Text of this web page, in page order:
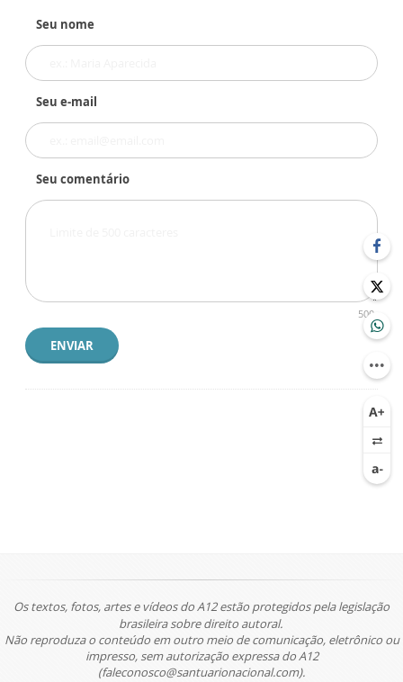
Seu nome
Seu e-mail
Seu comentário
500
ENVIAR
Os textos, fotos, artes e vídeos do A12 estão protegidos pela legislação
brasileira sobre direito autoral.
Não reproduza o conteúdo em outro meio de comunicação, eletrônico ou
impresso, sem autorização expressa do A12
(faleconosco@santuarionacional.com).